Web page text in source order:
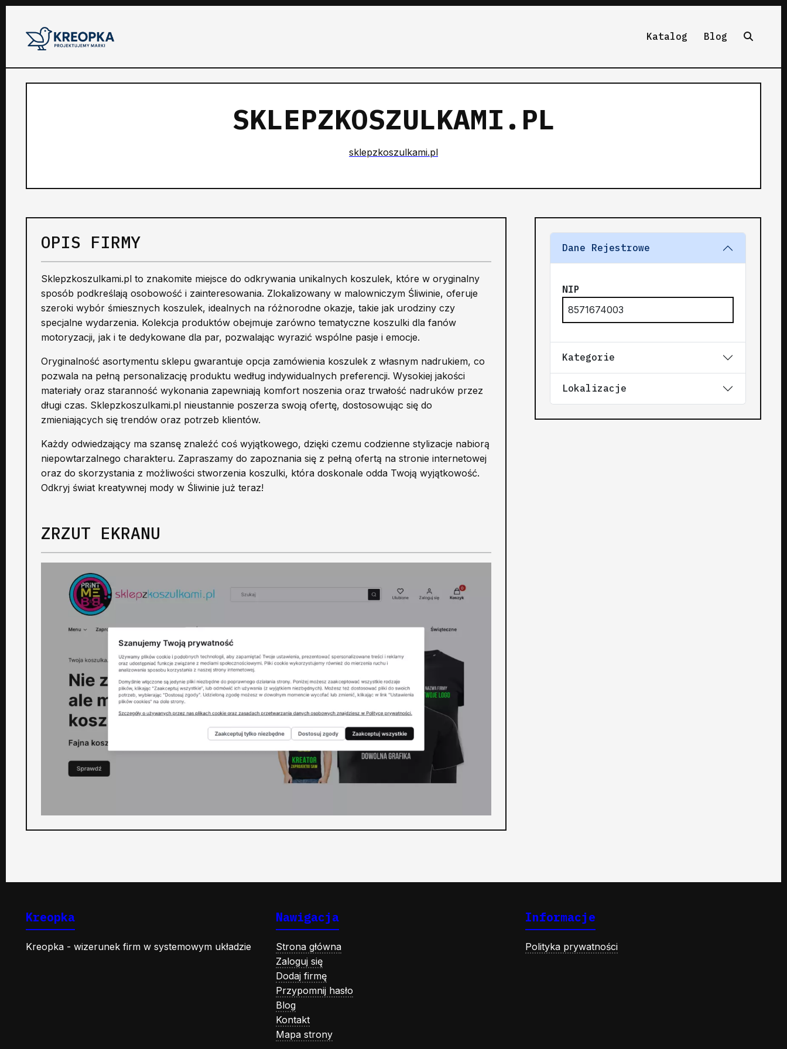
Katalog Blog
SKLEPZKOSZULKAMI.PL
sklepzkoszulkami.pl
OPIS FIRMY
Sklepzkoszulkami.pl to znakomite miejsce do odkrywania unikalnych koszulek, które w oryginalny
sposób podkreślają osobowość i zainteresowania. Zlokalizowany w malowniczym Śliwinie, oferuje
szeroki wybór śmiesznych koszulek, idealnych na różnorodne okazje, takie jak urodziny czy
specjalne wydarzenia. Kolekcja produktów obejmuje zarówno tematyczne koszulki dla fanów
motoryzacji, jak i te dedykowane dla par, pozwalając wyrazić wspólne pasje i emocje.
Oryginalność asortymentu sklepu gwarantuje opcja zamówienia koszulek z własnym nadrukiem, co
pozwala na pełną personalizację produktu według indywidualnych preferencji. Wysokiej jakości
materiały oraz staranność wykonania zapewniają komfort noszenia oraz trwałość nadruków przez
długi czas. Sklepzkoszulkami.pl nieustannie poszerza swoją ofertę, dostosowując się do
zmieniających się trendów oraz potrzeb klientów.
Każdy odwiedzający ma szansę znaleźć coś wyjątkowego, dzięki czemu codzienne stylizacje nabiorą
niepowtarzalnego charakteru. Zapraszamy do zapoznania się z pełną ofertą na stronie internetowej
oraz do skorzystania z możliwości stworzenia koszulki, która doskonale odda Twoją wyjątkowość.
Odkryj świat kreatywnej mody w Śliwinie już teraz!
ZRZUT EKRANU
Dane Rejestrowe
NIP
8571674003
Kategorie
Lokalizacje
Kreopka
Kreopka - wizerunek firm w systemowym układzie
Nawigacja
Strona główna
Zaloguj się
Dodaj firmę
Przypomnij hasło
Blog
Kontakt
Mapa strony
Informacje
Polityka prywatności